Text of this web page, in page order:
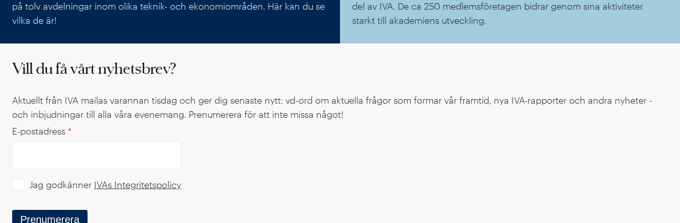
på tolv avdelningar inom olika teknik- och ekonomiområden. Här kan du se
vilka de är!
del av IVA. De ca 250 medlemsföretagen bidrar genom sina aktiviteter
starkt till akademiens utveckling.
Vill du få vårt nyhetsbrev?
Aktuellt från IVA mailas varannan tisdag och ger dig senaste nytt: vd-ord om aktuella frågor som formar vår framtid, nya IVA-rapporter och andra nyheter -
och inbjudningar till alla våra evenemang. Prenumerera för att inte missa något!
E-postadress *
Prenumerera
Jag godkänner IVAs Integritetspolicy